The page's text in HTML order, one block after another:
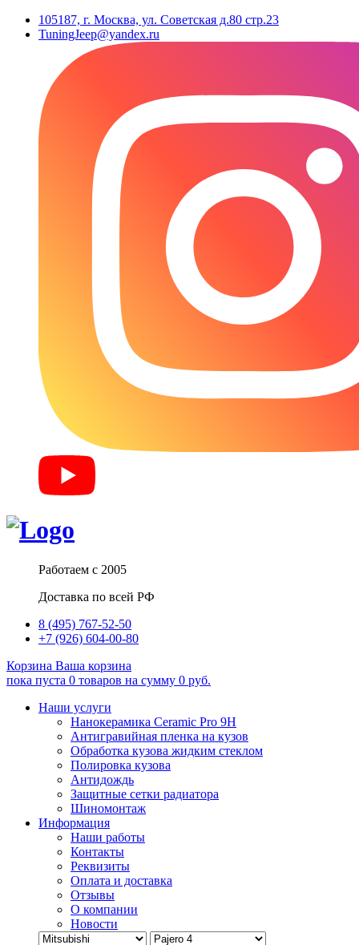
105187, г. Москва, ул. Советская д.80 стр.23
TuningJeep@yandex.ru
Работаем с 2005
Доставка по всей РФ
8 (495) 767-52-50
+7 (926) 604-00-80
Корзина Ваша корзина
пока пуста 0 товаров на сумму 0 руб.
Наши услуги
Нанокерамика Ceramic Pro 9H
Антигравийная пленка на кузов
Обработка кузова жидким стеклом
Полировка кузова
Антидождь
Защитные сетки радиатора
Шиномонтаж
Информация
Наши работы
Контакты
Реквизиты
Оплата и доставка
Отзывы
О компании
Новости